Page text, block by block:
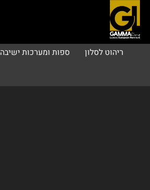
ריהוט לסלון ספות ומערכות ישיבה